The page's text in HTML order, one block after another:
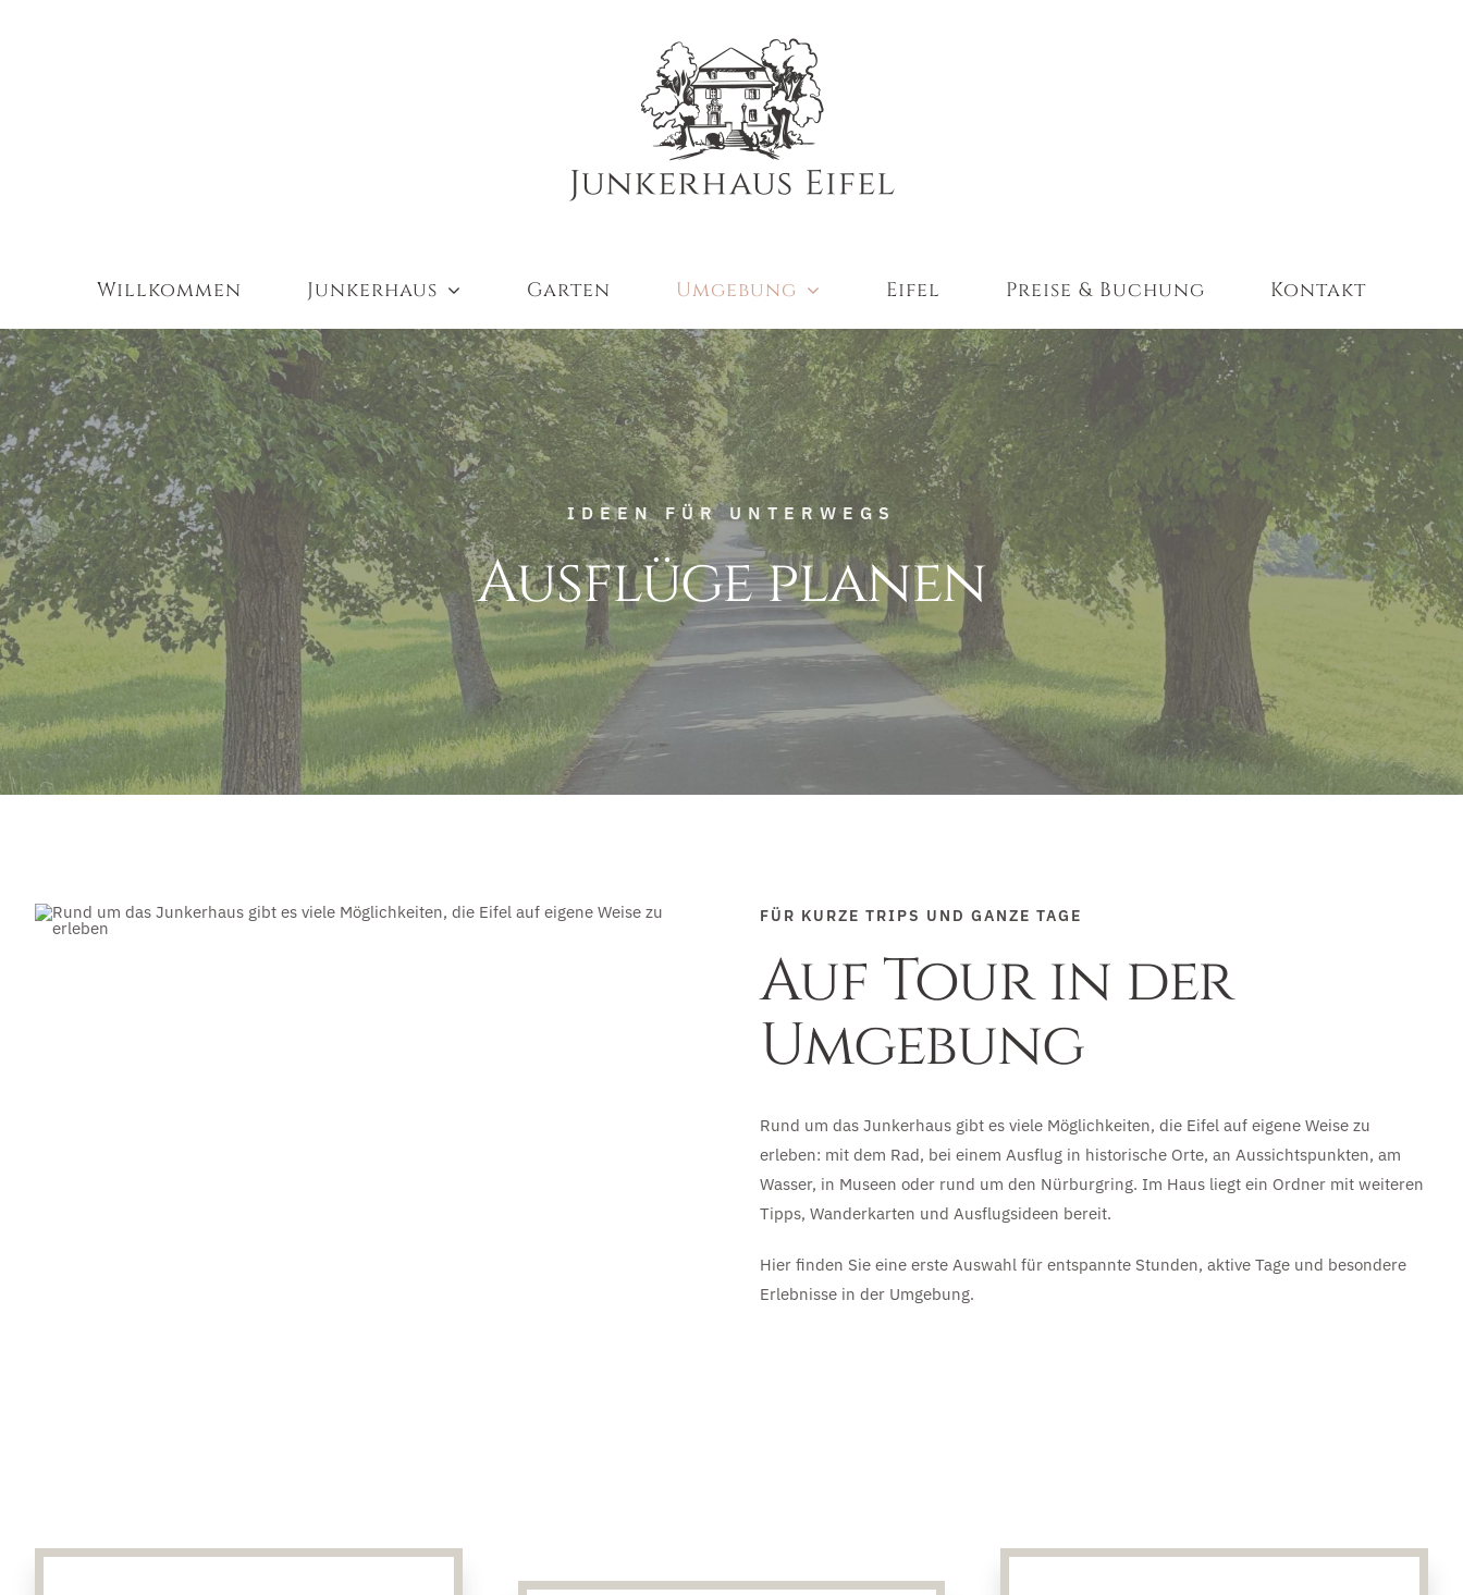
Willkommen Junkerhaus Garten Umgebung Eifel Preise & Buchung Kontakt
IDEEN FÜR UNTERWEGS
Ausflüge planen
FÜR KURZE TRIPS UND GANZE TAGE
Auf Tour in der
Umgebung
Rund um das Junkerhaus gibt es viele Möglichkeiten, die Eifel auf eigene Weise zu
erleben: mit dem Rad, bei einem Ausflug in historische Orte, an Aussichtspunkten, am
Wasser, in Museen oder rund um den Nürburgring. Im Haus liegt ein Ordner mit weiteren
Tipps, Wanderkarten und Ausflugsideen bereit.
Hier finden Sie eine erste Auswahl für entspannte Stunden, aktive Tage und besondere
Erlebnisse in der Umgebung.